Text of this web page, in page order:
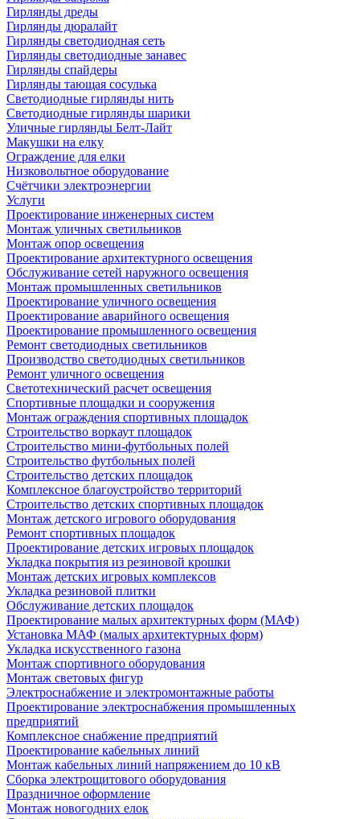
Гирлянды дреды
Гирлянды дюралайт
Гирлянды светодиодная сеть
Гирлянды светодиодные занавес
Гирлянды спайдеры
Гирлянды тающая сосулька
Светодиодные гирлянды нить
Светодиодные гирлянды шарики
Уличные гирлянды Белт-Лайт
Макушки на елку
Ограждение для елки
Низковольтное оборудование
Счётчики электроэнергии
Услуги
Проектирование инженерных систем
Монтаж уличных светильников
Монтаж опор освещения
Проектирование архитектурного освещения
Обслуживание сетей наружного освещения
Монтаж промышленных светильников
Проектирование уличного освещения
Проектирование аварийного освещения
Проектирование промышленного освещения
Ремонт светодиодных светильников
Производство светодиодных светильников
Ремонт уличного освещения
Светотехнический расчет освещения
Спортивные площадки и сооружения
Монтаж ограждения спортивных площадок
Строительство воркаут площадок
Строительство мини-футбольных полей
Строительство футбольных полей
Строительство детских площадок
Комплексное благоустройство территорий
Строительство детских спортивных площадок
Монтаж детского игрового оборудования
Ремонт спортивных площадок
Проектирование детских игровых площадок
Укладка покрытия из резиновой крошки
Монтаж детских игровых комплексов
Укладка резиновой плитки
Обслуживание детских площадок
Проектирование малых архитектурных форм (МАФ)
Установка МАФ (малых архитектурных форм)
Укладка искусственного газона
Монтаж спортивного оборудования
Монтаж световых фигур
Электроснабжение и электромонтажные работы
Проектирование электроснабжения промышленных
предприятий
Комплексное снабжение предприятий
Проектирование кабельных линий
Монтаж кабельных линий напряжением до 10 кВ
Сборка электрощитового оборудования
Праздничное оформление
Монтаж новогодних елок